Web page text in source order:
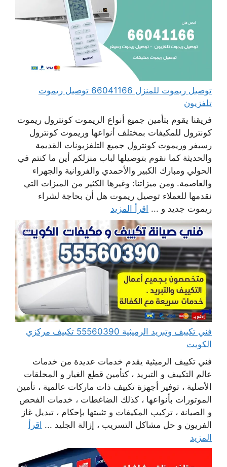
توصيل ريموت للمنزل 66041166 توصيل ريموت
تلفزيون
فريقنا يقوم بتأمين جميع أنواع الريموت كونترول ريموت
كونترول للمكيفات بمختلف أنواعها وريموت كونترول
رسيفر وريموت كونترول جميع التلفزيونات القديمة
والحديثة كما نقوم بتوصيلها لباب منزلكم أين ما كنتم في
الحولي ومبارك الكبير والأحمدي والفروانية والجهراء
والعاصمة. ومن ميزاتنا: وغيرها الكثير من الميزات التي
نقدمها للعملاء توصيل ريموت هل أن بحاجة لشراء
ريموت جديد و ... اقرأ المزيد
فني تكييف وتبريد الرميثية 55560390 تكييف مركزي
الكويت
فني تكييف الرميثية يقدم خدمات عديدة من خدمات
عالم التكييف و التبريد ، كتأمين قطع الغيار و المحلقات
الأصلية ، توفير أجهزة تكييف ذات ماركات عالمية ، تأمين
الموتورات بأنواعها ، كذلك الضاغطات ، خدمات الفحص
و الصيانة ، تركيب المكيفات و تثبيتها بإحكام ، تبديل غاز
الفريون و حل مشاكل التسريب ، إزالة الجليد ... اقرأ
المزيد